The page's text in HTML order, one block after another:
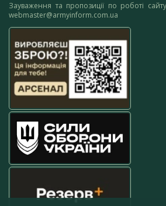
Зауваження та пропозиції по роботі
webmaster@armyinform.com.ua